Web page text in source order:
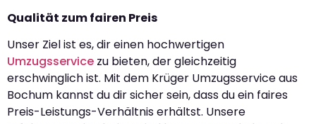
Qualität zum fairen Preis
Unser Ziel ist es, dir einen hochwertigen
Umzugsservice zu bieten, der gleichzeitig
erschwinglich ist. Mit dem Krüger Umzugsservice aus
Bochum kannst du dir sicher sein, dass du ein faires
Preis-Leistungs-Verhältnis erhältst. Unsere